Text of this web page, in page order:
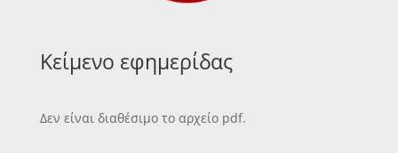
Κείμενο εφημερίδας
Δεν είναι διαθέσιμο το αρχείο pdf.